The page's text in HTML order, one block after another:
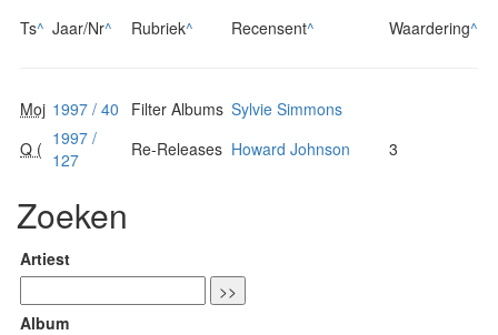
Ts^ Jaar/Nr^ Rubriek^ Recensent^ Waardering^
Moj 1997 / 40 Filter Albums Sylvie Simmons
Q ( 1997 /
127
Re-Releases Howard Johnson 3
Zoeken
Artiest
Album